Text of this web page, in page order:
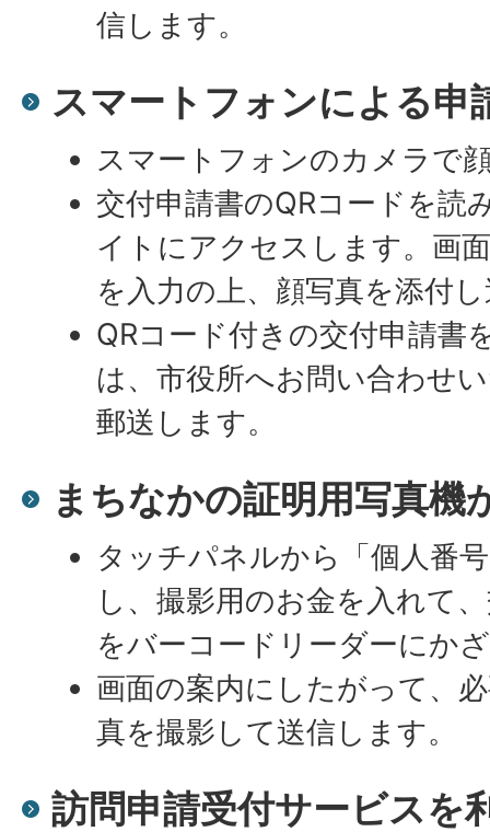
信します。
スマートフォンによる申
スマートフォンのカメラで
交付申請書のQRコードを読
イトにアクセスします。画
を入力の上、顔写真を添付
QRコード付きの交付申請書
は、市役所へお問い合わせ
郵送します。
まちなかの証明用写真機
タッチパネルから「個人番
し、撮影用のお金を入れて
をバーコードリーダーにか
画面の案内にしたがって、
真を撮影して送信します。
訪問申請受付サービスを